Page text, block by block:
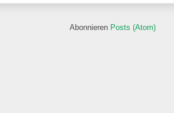
Abonnieren Posts (Atom)